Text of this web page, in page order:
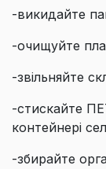
-викидайте
-очищуйте
-звільняйте
-стискайте
контейнері
-збирайте